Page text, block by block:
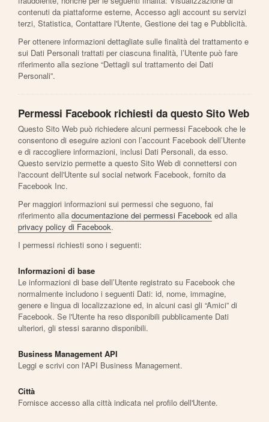
contenuti da piattaforme esterne, Accesso agli account su servizi
terzi, Statistica, Contattare l'Utente, Gestione dei tag e Pubblicità.
Per ottenere informazioni dettagliate sulle finalità del trattamento e
sui Dati Personali trattati per ciascuna finalità, l’Utente può fare
riferimento alla sezione “Dettagli sul trattamento dei Dati
Personali”.
Permessi Facebook richiesti da questo Sito Web
Questo Sito Web può richiedere alcuni permessi Facebook che le
consentono di eseguire azioni con l’account Facebook dell’Utente
e di raccogliere informazioni, inclusi Dati Personali, da esso.
Questo servizio permette a questo Sito Web di connettersi con
l'account dell'Utente sul social network Facebook, fornito da
Facebook Inc.
Per maggiori informazioni sui permessi che seguono, fai
riferimento alla documentazione dei permessi Facebook ed alla
privacy policy di Facebook.
I permessi richiesti sono i seguenti:
Informazioni di base
Le informazioni di base dell’Utente registrato su Facebook che
normalmente includono i seguenti Dati: id, nome, immagine,
genere e lingua di localizzazione ed, in alcuni casi gli “Amici” di
Facebook. Se l'Utente ha reso disponibili pubblicamente Dati
ulteriori, gli stessi saranno disponibili.
Business Management API
Leggi e scrivi con l'API Business Management.
Città
Fornisce accesso alla città indicata nel profilo dell'Utente.